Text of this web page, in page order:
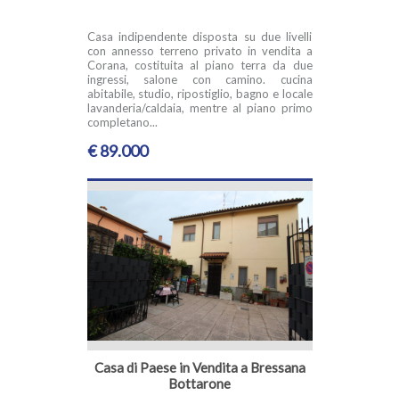
Casa indipendente disposta su due livelli
con annesso terreno privato in vendita a
Corana, costituita al piano terra da due
ingressi, salone con camino. cucina
abitabile, studio, ripostiglio, bagno e locale
lavanderia/caldaia, mentre al piano primo
completano...
€ 89.000
Casa di Paese in Vendita a Bressana
Bottarone